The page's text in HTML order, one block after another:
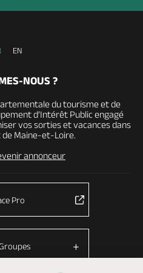
EN
NOUS ?
du tourisme et de
d’Intérêt Public engagé
vos sorties et vacances dans
Maine-et-Loire.
annonceur
Pro